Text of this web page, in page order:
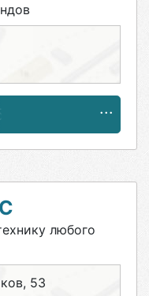
42-12
любого
53